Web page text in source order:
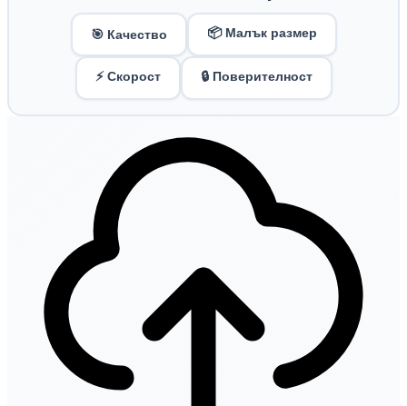
🎯 Качество 📦 Малък размер
⚡ Скорост 🔒 Поверителност